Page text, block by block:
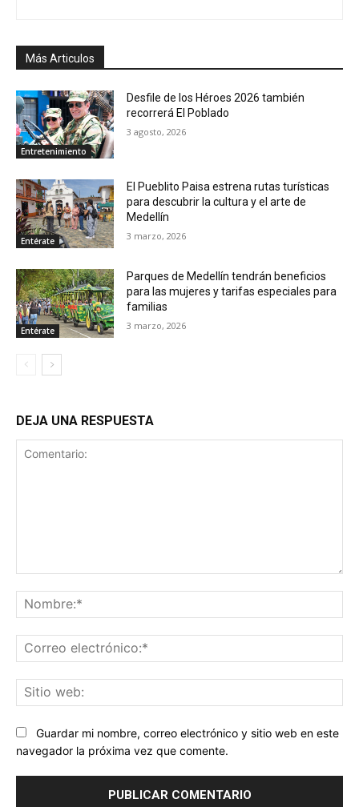
Más Articulos
Entretenimiento
Desfile de los Héroes 2026 también
recorrerá El Poblado
3 agosto, 2026
Entérate
El Pueblito Paisa estrena rutas turísticas
para descubrir la cultura y el arte de
Medellín
3 marzo, 2026
Entérate
Parques de Medellín tendrán beneficios
para las mujeres y tarifas especiales para
familias
3 marzo, 2026
DEJA UNA RESPUESTA
Guardar mi nombre, correo electrónico y sitio web en este
navegador la próxima vez que comente.